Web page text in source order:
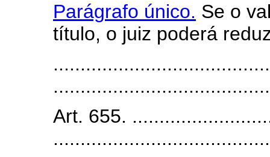
Parágrafo único. Se o
título, o juiz poderá
Art. 655.
........................................